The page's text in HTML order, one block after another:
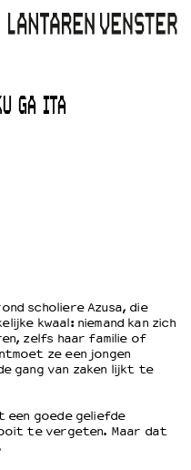
GA ITA
scholiere Azusa, die
kwaal: niemand kan zich
zelfs haar familie of
ze een jongen
gang van zaken lijkt te
goede geliefde
te vergeten. Maar dat